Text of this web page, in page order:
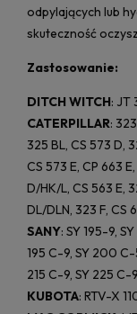
odpylających lub
skuteczność
Zastosowanie:
DITCH WITCH: JT
CATERPILLAR:
325 BL, CS 573 D,
CS 573 E, CP 663
D/HK/L, CS 563 E,
DL/DLN, 323 F, CS
SANY: SY 195-9,
195 C-9, SY 200 C-
215 C-9, SY 225 C-
KUBOTA: RTV-X